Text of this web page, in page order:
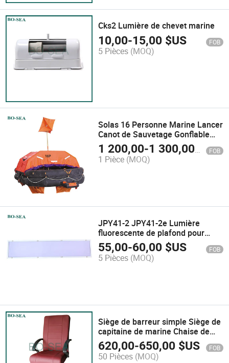
Cks2 Lumière de chevet marine
10,00-15,00 $US FOB
5 Pièces (MOQ)
Solas 16 Personne Marine Lancer
Canot de Sauvetage Gonflable
Canot de Sauvetage Bateau de
Sauvetage
1 200,00-1 300,00$US
FOB
1 Pièce (MOQ)
JPY41-2 JPY41-2e Lumière
fluorescente de plafond pour
bateau Lumière de bateau
55,00-60,00 $US FOB
5 Pièces (MOQ)
Siège de barreur simple Siège de
capitaine de marine Chaise de
barreur Chaise de capitaine
620,00-650,00 $US FOB
50 Pièces (MOQ)